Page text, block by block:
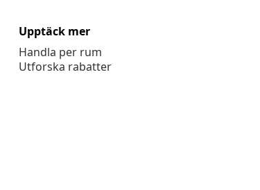
Upptäck mer
Handla per rum
Utforska rabatter